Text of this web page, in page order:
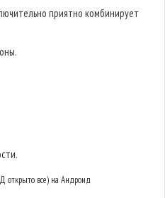
приятно комбинирует
открыто все) на Андроид